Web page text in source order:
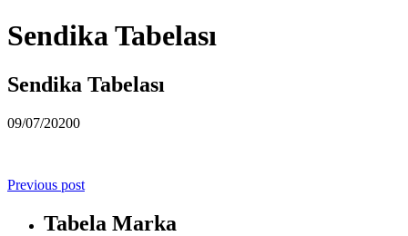
Sendika Tabelası
Sendika Tabelası
09/07/20200
Previous post
Tabela Marka